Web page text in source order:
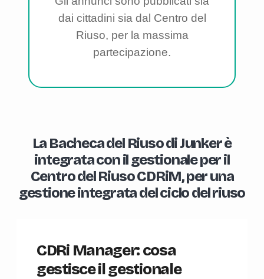
dai cittadini sia dal Centro del
Riuso, per la massima
partecipazione.
La Bacheca del Riuso di Junker è
integrata con il gestionale per il
Centro del Riuso CDRiM, per una
gestione integrata del ciclo del riuso
CDRi Manager: cosa
gestisce il gestionale